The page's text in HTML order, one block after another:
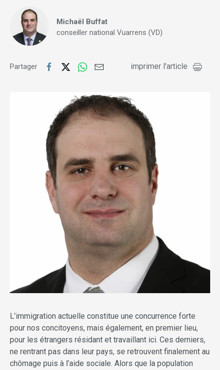
Michaël Buffat
conseiller national Vuarrens (VD)
Partager imprimer l'article
L’immigration actuelle constitue une concurrence forte
pour nos concitoyens, mais également, en premier lieu,
pour les étrangers résidant et travaillant ici. Ces derniers,
ne rentrant pas dans leur pays, se retrouvent finalement au
chômage puis à l’aide sociale. Alors que la population